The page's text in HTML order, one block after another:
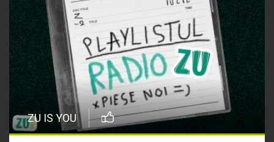
ZU IS YOU